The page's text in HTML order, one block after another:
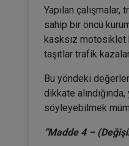
Yapılan
sahip bir öncü
kasksız motosiklet
taşıtlar trafik
Bu yöndeki
dikkate
söyleyebilmek
“Madde 4 –